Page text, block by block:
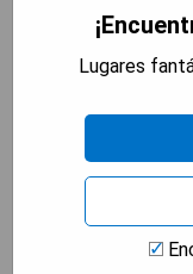
Lugares